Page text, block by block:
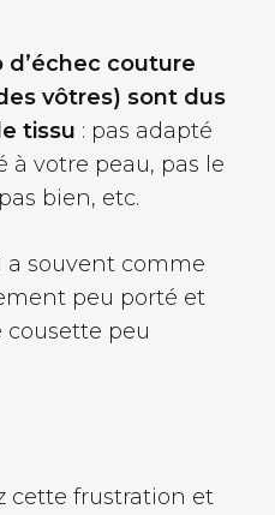
d’échec couture
vôtres) sont dus
tissu : pas adapté
à votre peau, pas le
bien, etc.
a souvent comme
peu porté et
peu
cette frustration et